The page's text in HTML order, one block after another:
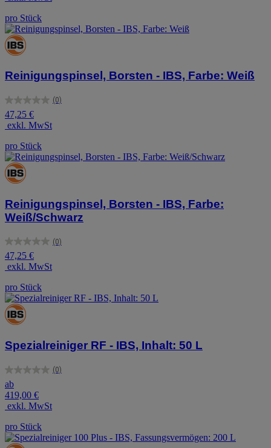
pro Stück
Reinigungspinsel, Borsten - IBS, Farbe: Weiß
(0)
0.0
von
5
47,25 €
exkl. MwSt
pro Stück
Reinigungspinsel, Borsten - IBS, Farbe:
Weiß/Schwarz
(0)
0.0
von
5
47,25 €
exkl. MwSt
pro Stück
Spezialreiniger RF - IBS, Inhalt: 50 L
(0)
0.0
von
5
Sternen.
ab
419,00 €
exkl. MwSt
pro Stück